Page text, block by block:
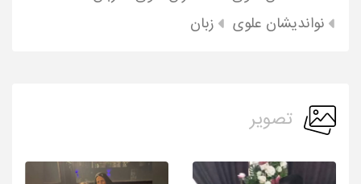
نواندیشان علوی
زبان
تصویر